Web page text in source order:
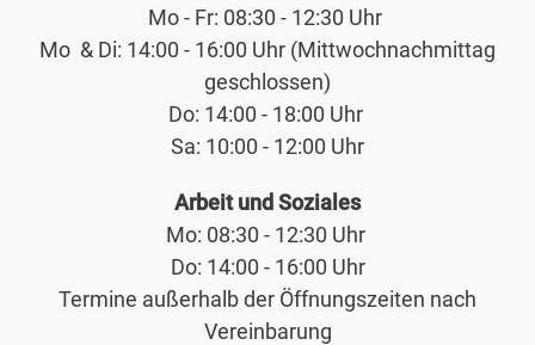
Mo - Fr: 08:30 - 12:30 Uhr
Mo & Di: 14:00 - 16:00 Uhr (Mittwochnachmittag
geschlossen)
Do: 14:00 - 18:00 Uhr
Sa: 10:00 - 12:00 Uhr
Arbeit und Soziales
Mo: 08:30 - 12:30 Uhr
Do: 14:00 - 16:00 Uhr
Termine außerhalb der Öffnungszeiten nach
Vereinbarung